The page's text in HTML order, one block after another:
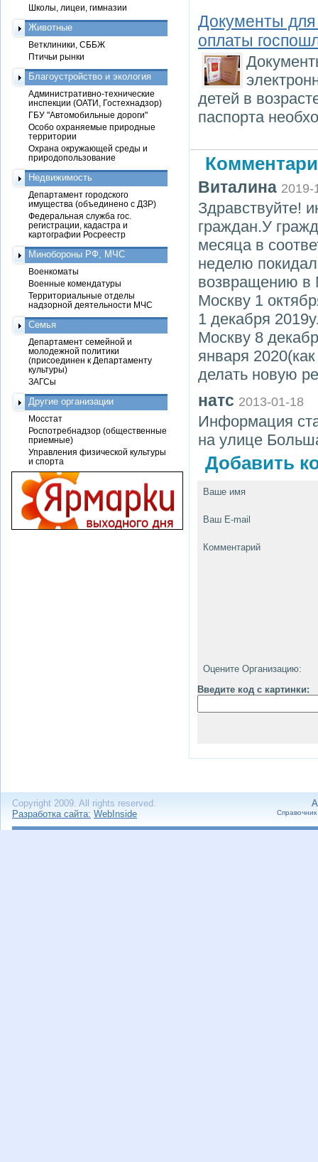
Документы для
оплаты
детей в
паспорта
Виталина 2019-
Здравствуйте!
граждан.У
месяца в
неделю
возвращению в
Москву 1
1 декабря
Москву 8
января
делать новую
натс 2013-01-18
Информация
на улице
Добавить
Ваше имя
Ваш E-mail
Комментарий
Оцените Организацию:
Введите код с картинки:
Школы, лицеи, гимназии
Животные
Ветклиники, СББЖ
Птичьи рынки
Благоустройство и экология
Административно-технические
инспекции (ОАТИ, Гостехнадзор)
ГБУ "Автомобильные дороги"
Особо охраняемые природные
территории
Охрана окружающей среды и
природопользование
Недвижимость
Департамент городского
имущества (объединено с ДЗР)
Федеральная служба гос.
регистрации, кадастра и
картографии Росреестр
Минобороны РФ, МЧС
Военкоматы
Военные комендатуры
Территориальные отделы
надзорной деятельности МЧС
Семья
Департамент семейной и
молодежной политики
(присоединен к Департаменту
культуры)
ЗАГСы
Другие организации
Мосстат
Роспотребнадзор (общественные
приемные)
Управления физической культуры
и спорта
Copyright 2009. All rights reserved.
Разработка сайта: WebInside